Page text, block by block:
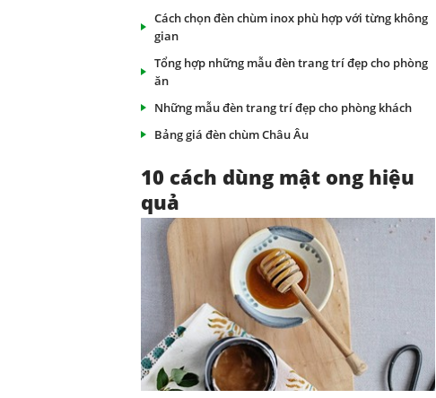
Cách chọn đèn chùm inox phù hợp với từng không
gian
Tổng hợp những mẫu đèn trang trí đẹp cho phòng
ăn
Những mẫu đèn trang trí đẹp cho phòng khách
Bảng giá đèn chùm Châu Âu
10 cách dùng mật ong hiệu
quả